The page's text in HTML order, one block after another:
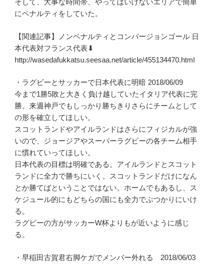
そして、大事な時間帯、やってはいけないエリアで簡単
にペナルティをしていた。
【関連記事】ノンペナルティとコンバージョンゴール 日
本代表対フランス代表⬇
http://wasedafukkatsu.seesaa.net/article/455134470.html
・ラグビーとサッカーで日本代表に明暗 2018/06/09
今まで1勝5敗と大きく負け越していたイタリア代表に完
勝。来週神戸でもしっかり勝ちきりさらにチームとして
の形を確立してほしい。
スコットランドやアイルランドはさらにフィジカルが強
いので、ジョージアやスーパーラグビーの各チーム相手
に慣れていってほしい。
日本代表の目標は明確である。アイルランドとスコット
ランドに全力で勝ちにいく。スコットランドだけになん
とか勝てばということではない。ホームでもあるし、ス
ケジュール的にもどちらの国にも全力でぶつかりにいけ
る。
ラグビーの方がサッカーW杯よりもが近いように感じ
る。
・早稲田古賀君右脚ケガでメンバー外れる 2018/06/03